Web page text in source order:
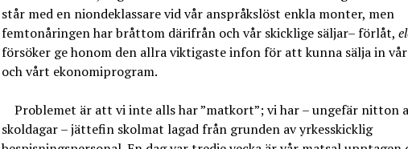
står med en niondeklassare vid vår anspråkslöst enkla monter, men
femtonåringen har bråttom därifrån och vår skicklige säljar– förlåt,
försöker ge honom den allra viktigaste infon för att kunna sälja in
och vårt ekonomiprogram.
Problemet är att vi inte alls har ”matkort”; vi har – ungefär nitton
skoldagar – jättefin skolmat lagad från grunden av yrkesskicklig